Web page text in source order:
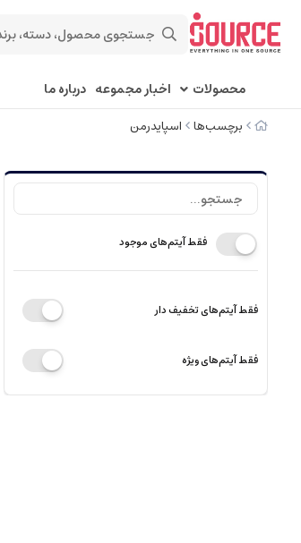
محصولات اخبار مجموعه درباره ما
برچسب‌ها اسپایدرمن
فقط آیتم‌های موجود
فقط آیتم‌های تخفیف دار
فقط آیتم‌های ویژه